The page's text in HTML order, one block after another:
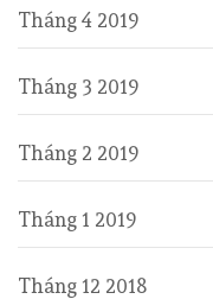
Tháng 4 2019
Tháng 3 2019
Tháng 2 2019
Tháng 1 2019
Tháng 12 2018